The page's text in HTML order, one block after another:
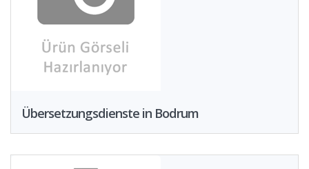
Übersetzungsdienste in Bodrum